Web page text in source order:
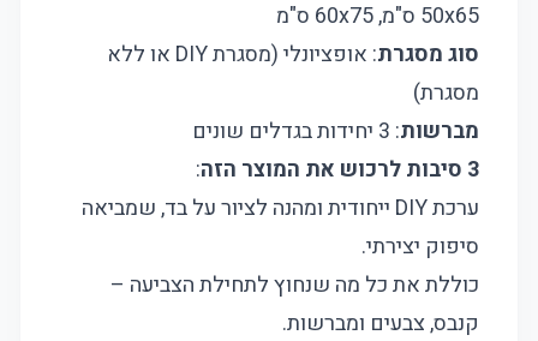
50x65 ס"מ, 60x75 ס"מ
סוג מסגרת
: אופציונלי (מסגרת DIY או ללא
מסגרת)
מברשות: 3 יחידות בגדלים שונים
3 סיבות לרכוש את המוצר הזה
:
ערכת DIY ייחודית ומהנה לציור על בד, שמביאה
סיפוק יצירתי.
כוללת את כל מה שנחוץ לתחילת הצביעה –
קנבס, צבעים ומברשות.